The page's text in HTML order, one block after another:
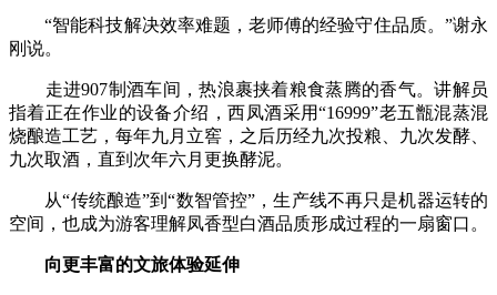
“智能科技解决效率难题，老师傅的经验守住品质。”谢永
刚说。
走进907制酒车间，热浪裹挟着粮食蒸腾的香气。讲解员
指着正在作业的设备介绍，西凤酒采用“16999”老五甑混蒸混
烧酿造工艺，每年九月立窖，之后历经九次投粮、九次发酵、
九次取酒，直到次年六月更换酵泥。
从“传统酿造”到“数智管控”，生产线不再只是机器运转的
空间，也成为游客理解凤香型白酒品质形成过程的一扇窗口。
向更丰富的文旅体验延伸